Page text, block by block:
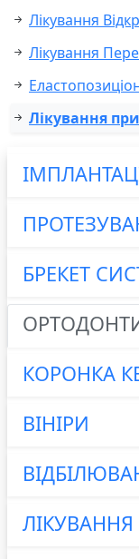
Лікування
Лікування
Лікування
БРЕКЕТ
КОРОНКА
ВІНІРИ
ЛІКУВАННЯ